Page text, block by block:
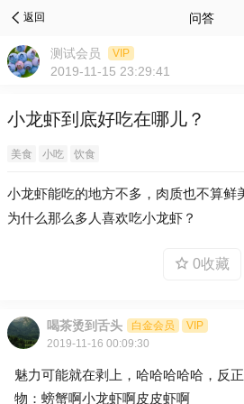
返回 问答
测试会员 VIP
2019-11-15 23:29:41
小龙虾到底好吃在哪儿？
美食 小吃 饮食
小龙虾能吃的地方不多，肉质也不算鲜
为什么那么多人喜欢吃小龙虾？
0收藏
喝茶烫到舌头 白金会员
VIP
2019-11-16 00:09:30
魅力可能就在剥上，哈哈哈哈哈，反
物：螃蟹啊小龙虾啊皮皮虾啊